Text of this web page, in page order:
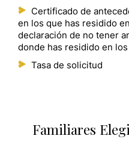
Certificado de
en los que has residido
declaración de no tener
donde has residido en
Tasa de solicitud
Familiares